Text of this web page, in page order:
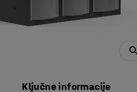
Ključne informacije